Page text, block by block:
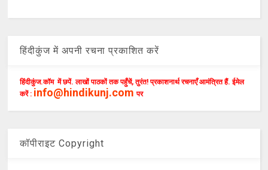
हिंदीकुंज में अपनी रचना प्रकाशित करें
हिंदीकुंज.कॉम में छपें. लाखों पाठकों तक पहुँचें, तुरंत! प्रकाशनार्थ रचनाएँ आमंत्रित हैं. ईमेल
करें : info@hindikunj.com पर
कॉपीराइट Copyright